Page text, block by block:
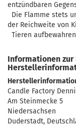
entzündbaren
Die Flamme stets
der Reichweite von
Tieren
Informationen
Candle Factory
Am Steinmecke 5
Niedersachsen
Duderstadt,